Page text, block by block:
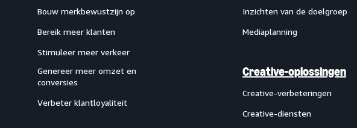
Bouw merkbewustzijn op
Bereik meer klanten
Stimuleer meer verkeer
Genereer meer omzet en
conversies
Verbeter klantloyaliteit
Inzichten van de doelgroep
Mediaplanning
Creative-oplossingen
Creative-verbeteringen
Creative-diensten